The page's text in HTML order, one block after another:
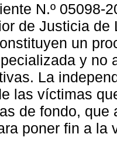
N.º 05098-
de Justicia
un
y no
La
las víctimas
de fondo,
poner fin a la